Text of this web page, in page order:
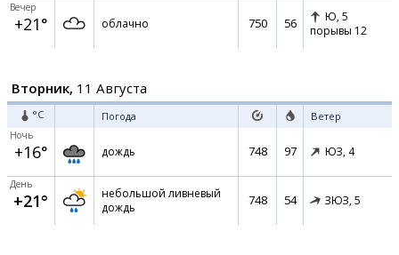
Вечер
+21° облачно 750 56 Ю, 5
порывы 12
Вторник, 11 Августа
°C Погода Ветер
Ночь
+16° дождь 748 97 ЮЗ, 4
День
+21°
небольшой ливневый
дождь
748 54 ЗЮЗ, 5